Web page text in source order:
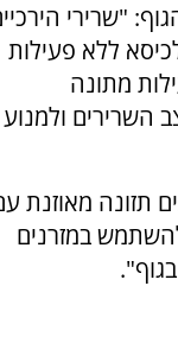
"שרירי
ללא פעילות
מתונה
השרירים ולמנוע
תזונה מאוזנת
במזרנים